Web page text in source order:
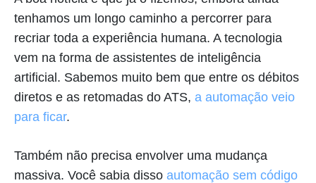
tenhamos um longo caminho a percorrer para
recriar toda a experiência humana. A tecnologia
vem na forma de assistentes de inteligência
artificial. Sabemos muito bem que entre os débitos
diretos e as retomadas do ATS, a automação veio
para ficar.
Também não precisa envolver uma mudança
massiva. Você sabia disso automação sem código